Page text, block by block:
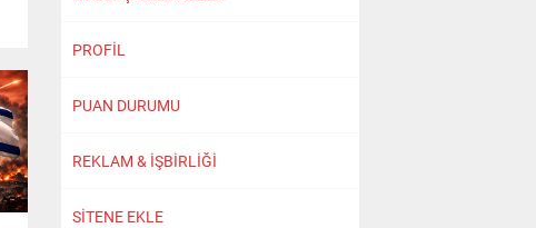
PROFİL
PUAN DURUMU
REKLAM & İŞBİRLİĞİ
SİTENE EKLE